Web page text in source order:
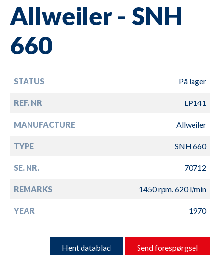
Allweiler - SNH
660
STATUS På lager
REF. NR LP141
MANUFACTURE Allweiler
TYPE SNH 660
SE. NR. 70712
REMARKS 1450 rpm. 620 l/min
YEAR 1970
Hent datablad Send forespørgsel